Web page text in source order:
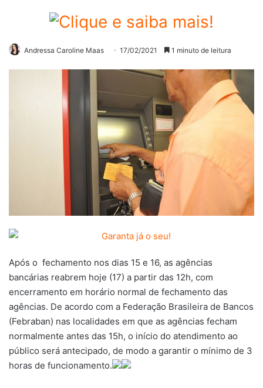
Andressa Caroline Maas 17/02/2021 1 minuto de leitura
Após o fechamento nos dias 15 e 16, as agências
bancárias reabrem hoje (17) a partir das 12h, com
encerramento em horário normal de fechamento das
agências. De acordo com a Federação Brasileira de Bancos
(Febraban) nas localidades em que as agências fecham
normalmente antes das 15h, o início do atendimento ao
público será antecipado, de modo a garantir o mínimo de 3
horas de funcionamento.